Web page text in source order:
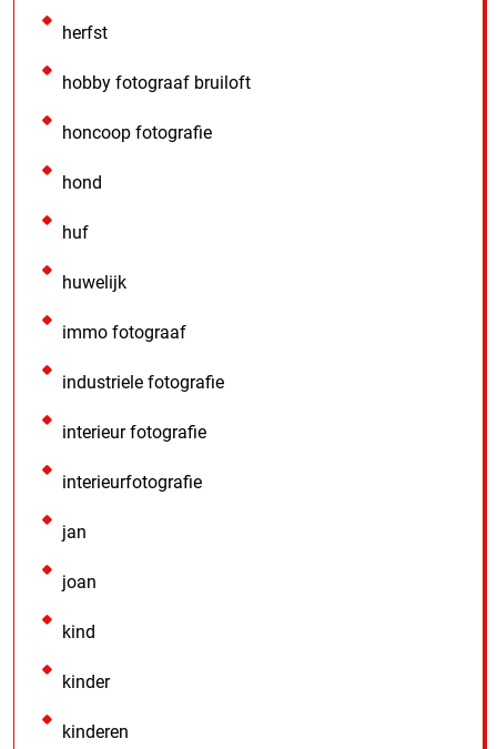
herfst
hobby fotograaf bruiloft
honcoop fotografie
hond
huf
huwelijk
immo fotograaf
industriele fotografie
interieur fotografie
interieurfotografie
jan
joan
kind
kinder
kinderen